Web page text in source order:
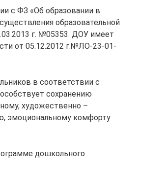
с ФЗ «Об образовании в
образовательной
г. №05353. ДОУ имеет
от 05.12.2012 г.№ЛО-23-01-
в соответствии с
сохранению
художественно –
эмоциональному комфорту
дошкольного